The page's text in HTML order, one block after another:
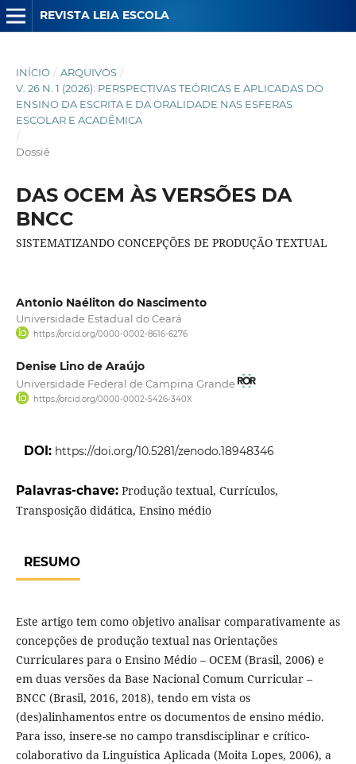
REVISTA LEIA ESCOLA
INÍCIO / ARQUIVOS /
V. 26 N. 1 (2026): PERSPECTIVAS TEÓRICAS E APLICADAS DO
ENSINO DA ESCRITA E DA ORALIDADE NAS ESFERAS
ESCOLAR E ACADÊMICA
/
Dossiê
DAS OCEM ÀS VERSÕES DA
BNCC
SISTEMATIZANDO CONCEPÇÕES DE PRODUÇÃO TEXTUAL
Antonio Naéliton do Nascimento
Universidade Estadual do Ceará
https://orcid.org/0000-0002-8616-6276
Denise Lino de Araújo
Universidade Federal de Campina Grande
https://orcid.org/0000-0002-5426-340X
DOI: https://doi.org/10.5281/zenodo.18948346
Palavras-chave: Produção textual, Currículos,
Transposição didática, Ensino médio
RESUMO
Este artigo tem como objetivo analisar comparativamente as
concepções de produção textual nas Orientações
Curriculares para o Ensino Médio – OCEM (Brasil, 2006) e
em duas versões da Base Nacional Comum Curricular –
BNCC (Brasil, 2016, 2018), tendo em vista os
(des)alinhamentos entre os documentos de ensino médio.
Para isso, insere-se no campo transdisciplinar e crítico-
colaborativo da Linguística Aplicada (Moita Lopes, 2006), a